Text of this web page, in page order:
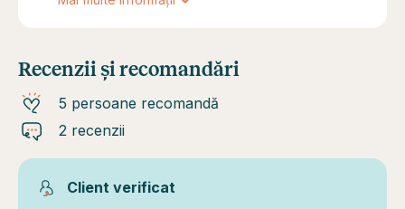
Recenzii și recomandări
5 persoane recomandă
2 recenzii
Client verificat